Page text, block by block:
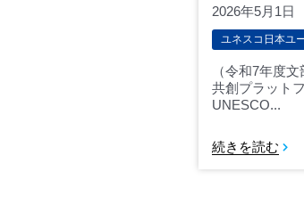
2026年5月1日
ユネスコ日本ユ
（令和7年度
共創プラット
UNESCO...
続きを読む